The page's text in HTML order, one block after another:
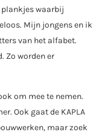
plankjes waarbij
Mijn jongens en ik
van het alfabet.
Zo worden er
om mee te nemen.
Ook gaat de KAPLA
maar zoek